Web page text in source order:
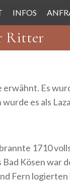
INFOS
Ritter
Es
es als
1710
Kösen war
Fern logierten